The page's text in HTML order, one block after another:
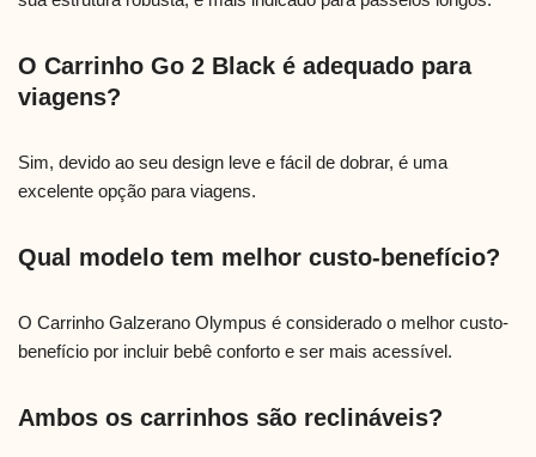
O Carrinho Go 2 Black é adequado para
viagens?
Sim, devido ao seu design leve e fácil de dobrar, é uma
excelente opção para viagens.
Qual modelo tem melhor custo-benefício?
O Carrinho Galzerano Olympus é considerado o melhor custo-
benefício por incluir bebê conforto e ser mais acessível.
Ambos os carrinhos são reclináveis?